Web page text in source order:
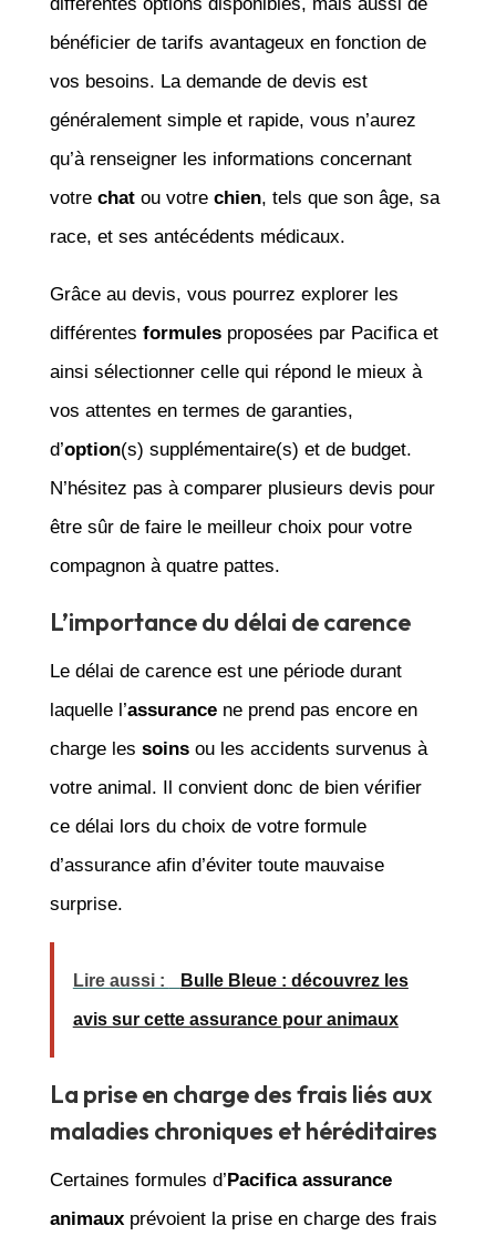
différentes options disponibles, mais aussi de
bénéficier de tarifs avantageux en fonction de
vos besoins. La demande de devis est
généralement simple et rapide, vous n’aurez
qu’à renseigner les informations concernant
votre chatou votre chien, tels que son âge, sa
race, et ses antécédents médicaux.
Grâce au devis, vous pourrez explorer les
différentes formulesproposées par Pacifica et
ainsi sélectionner celle qui répond le mieux à
vos attentes en termes de garanties,
d’option(s) supplémentaire(s) et de budget.
N’hésitez pas à comparer plusieurs devis pour
être sûr de faire le meilleur choix pour votre
compagnon à quatre pattes.
L’importance du délai de carence
Le délai de carence est une période durant
laquelle l’assurancene prend pas encore en
charge les soinsou les accidents survenus à
votre animal. Il convient donc de bien vérifier
ce délai lors du choix de votre formule
d’assurance afin d’éviter toute mauvaise
surprise.
Lire aussi : Bulle Bleue : découvrez les
avis sur cette assurance pour animaux
La prise en charge des frais liés aux
maladies chroniques et héréditaires
Certaines formules d’ Pacifica assurance
animauxprévoient la prise en charge des frais